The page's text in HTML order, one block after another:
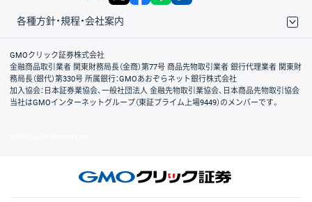
各種方針・規程・会社案内
取引規程・約款
サイトマップ
その他のご案内
個人情報保護方針
最良執行方針
サイトのご利用について
ディスクレイマー
信託保全
リスク説明
会社案内
GMOクリック証券株式会社
金融商品取引業者 関東財務局長（金商）第77号 商品先物取引業者 銀行代理業者 関東財
務局長（銀代）第330号 所属銀行：GMOあおぞらネット銀行株式会社
加入協会：日本証券業協会、一般社団法人 金融先物取引業協会、日本商品先物取引協会
当社はGMOインターネットグループ（東証プライム上場9449）のメンバーです。